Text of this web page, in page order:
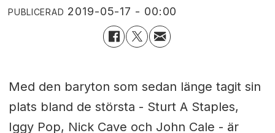
PUBLICERAD 2019-05-17 - 00:00
Med den baryton som sedan länge tagit sin
plats bland de största - Sturt A Staples,
Iggy Pop, Nick Cave och John Cale - är